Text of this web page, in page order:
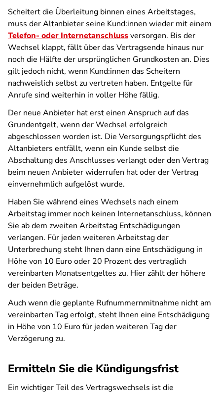
Scheitert die Überleitung binnen eines Arbeitstages,
muss der Altanbieter seine Kund:innen wieder mit einem
Telefon- oder Internetanschlussversorgen. Bis der
Wechsel klappt, fällt über das Vertragsende hinaus nur
noch die Hälfte der ursprünglichen Grundkosten an. Dies
gilt jedoch nicht, wenn Kund:innen das Scheitern
nachweislich selbst zu vertreten haben. Entgelte für
Anrufe sind weiterhin in voller Höhe fällig.
Der neue Anbieter hat erst einen Anspruch auf das
Grundentgelt, wenn der Wechsel erfolgreich
abgeschlossen worden ist. Die Versorgungspflicht des
Altanbieters entfällt, wenn ein Kunde selbst die
Abschaltung des Anschlusses verlangt oder den Vertrag
beim neuen Anbieter widerrufen hat oder der Vertrag
einvernehmlich aufgelöst wurde.
Haben Sie während eines Wechsels nach einem
Arbeitstag immer noch keinen Internetanschluss, können
Sie ab dem zweiten Arbeitstag Entschädigungen
verlangen. Für jeden weiteren Arbeitstag der
Unterbrechung steht Ihnen dann eine Entschädigung in
Höhe von 10 Euro oder 20 Prozent des vertraglich
vereinbarten Monatsentgeltes zu. Hier zählt der höhere
der beiden Beträge.
Auch wenn die geplante Rufnummernmitnahme nicht am
vereinbarten Tag erfolgt, steht Ihnen eine Entschädigung
in Höhe von 10 Euro für jeden weiteren Tag der
Verzögerung zu.
Ermitteln Sie die Kündigungsfrist
Ein wichtiger Teil des Vertragswechsels ist die